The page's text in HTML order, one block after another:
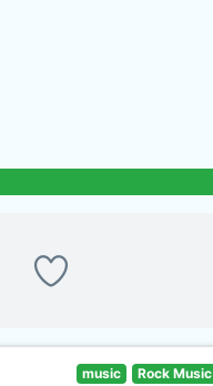
music Rock Music